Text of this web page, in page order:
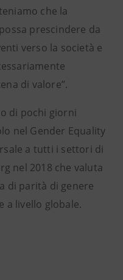
che la
prescindere da
verso la società e
di valore”.
di pochi giorni
nel Gender Equality
a tutti i settori di
nel 2018 che valuta
di parità di genere
a livello globale.